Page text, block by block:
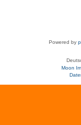
Powered by
Moon